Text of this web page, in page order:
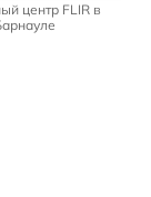
центр FLIR в